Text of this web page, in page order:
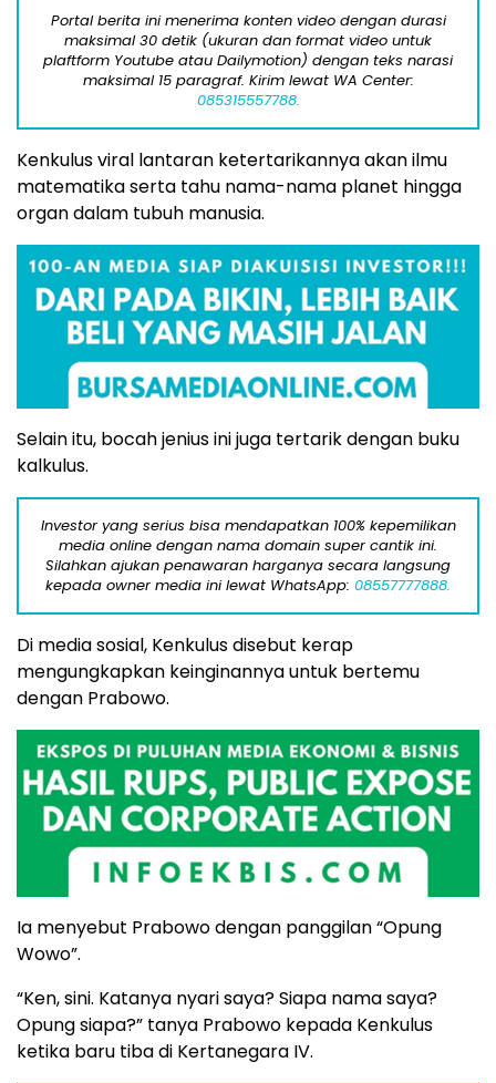
Portal berita ini menerima konten video dengan durasi
maksimal 30 detik (ukuran dan format video untuk
plaftform Youtube atau Dailymotion) dengan teks narasi
maksimal 15 paragraf. Kirim lewat WA Center:
085315557788.
Kenkulus viral lantaran ketertarikannya akan ilmu
matematika serta tahu nama-nama planet hingga
organ dalam tubuh manusia.
Selain itu, bocah jenius ini juga tertarik dengan buku
kalkulus.
Investor yang serius bisa mendapatkan 100% kepemilikan
media online dengan nama domain super cantik ini.
Silahkan ajukan penawaran harganya secara langsung
kepada owner media ini lewat WhatsApp: 08557777888.
Di media sosial, Kenkulus disebut kerap
mengungkapkan keinginannya untuk bertemu
dengan Prabowo.
Ia menyebut Prabowo dengan panggilan “Opung
Wowo”.
“Ken, sini. Katanya nyari saya? Siapa nama saya?
Opung siapa?” tanya Prabowo kepada Kenkulus
ketika baru tiba di Kertanegara IV.